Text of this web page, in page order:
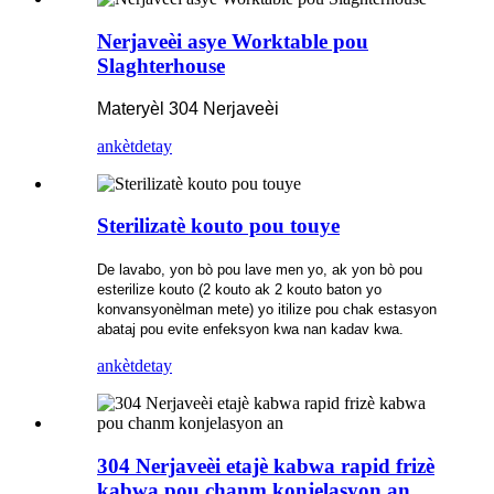
Nerjaveèi asye Worktable pou
Slaghterhouse
Materyèl 304 Nerjaveèi
ankètdetay
Sterilizatè kouto pou touye
De lavabo, yon bò pou lave men yo, ak yon bò pou
esterilize kouto (2 kouto ak 2 kouto baton yo
konvansyonèlman mete) yo itilize pou chak estasyon
abataj pou evite enfeksyon kwa nan kadav kwa.
ankètdetay
304 Nerjaveèi etajè kabwa rapid frizè